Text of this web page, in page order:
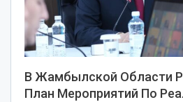
В Жамбылской Области
План Мероприятий По